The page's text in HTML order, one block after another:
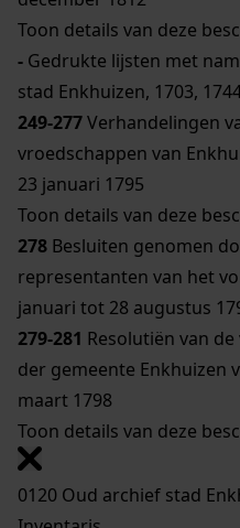
Toon details van deze
- Gedrukte lijsten met
stad Enkhuizen, 1703,
249-277Verhandelingen
vroedschappen van
23 januari 1795
Toon details van deze
278 Besluiten genomen
representanten van het
januari tot 28 augustus
279-281 Resolutiën van
der gemeente Enkhuizen
maart 1798
Toon details van deze
0120 Oud archief stad